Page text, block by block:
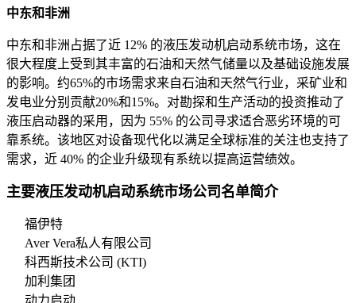
中东和非洲
中东和非洲占据了近 12% 的液压发动机启动系统市场，这在
很大程度上受到其丰富的石油和天然气储量以及基础设施发展
的影响。约65%的市场需求来自石油和天然气行业，采矿业和
发电业分别贡献20%和15%。对勘探和生产活动的投资推动了
液压启动器的采用，因为 55% 的公司寻求适合恶劣环境的可
靠系统。该地区对设备现代化以满足全球标准的关注也支持了
需求，近 40% 的企业升级现有系统以提高运营绩效。
主要液压发动机启动系统市场公司名单简介
福伊特
Aver Vera私人有限公司
科西斯技术公司 (KTI)
加利集团
动力启动